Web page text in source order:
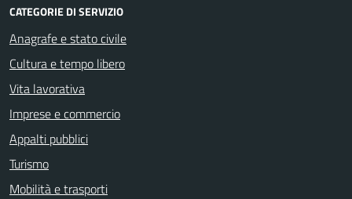
CATEGORIE DI SERVIZIO
Anagrafe e stato civile
Cultura e tempo libero
Vita lavorativa
Imprese e commercio
Appalti pubblici
Turismo
Mobilità e trasporti